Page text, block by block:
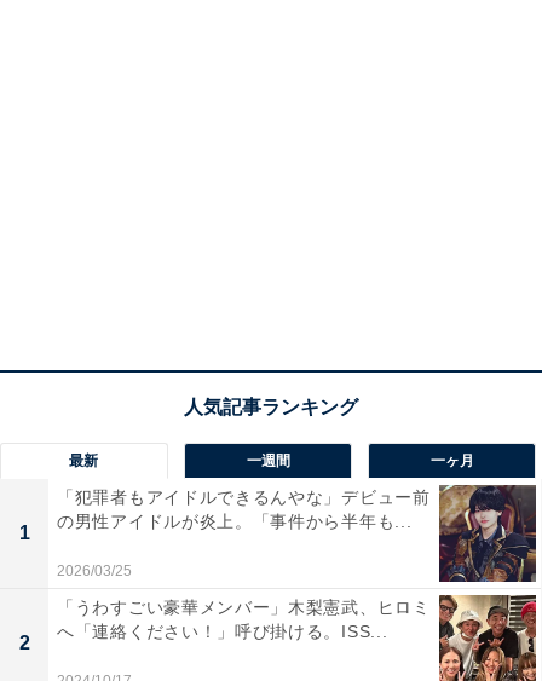
最新 一週間 一ヶ月
1
「犯罪者もアイドルできるんやな」デビュー前
の男性アイドルが炎上。「事件から半年も...
2026/03/25
2
「うわすごい豪華メンバー」木梨憲武、ヒロミ
へ「連絡ください！」呼び掛ける。ISS...